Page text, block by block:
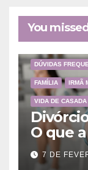
You missed
DÚVIDAS
FAMÍLIA IRMÃ
VIDA DE CASADA
O que
ensina
7 DE